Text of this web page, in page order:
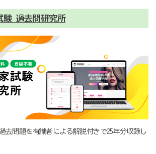
過去問研究所
去問題を有識者による解説付きで25年分収録し